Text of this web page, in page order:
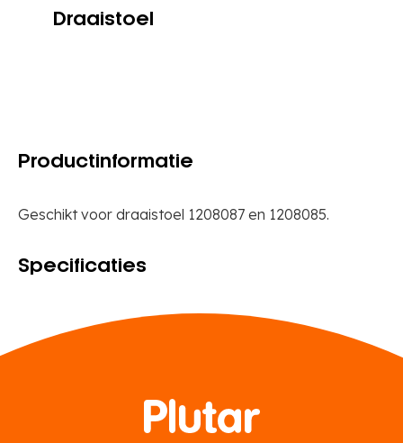
Draaistoel
Productinformatie
Geschikt voor draaistoel 1208087 en 1208085.
Specificaties